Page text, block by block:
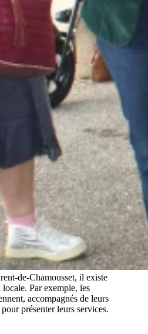
de-Chamousset, il existe
Par exemple, les
accompagnés de leurs
présenter leurs services.